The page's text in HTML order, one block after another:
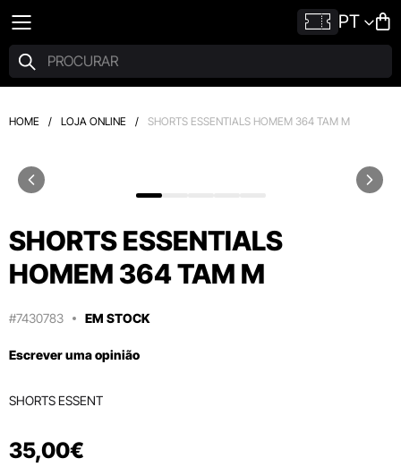
PT
HOME / LOJA ONLINE / SHORTS ESSENTIALS HOMEM 364 TAM M
SHORTS ESSENTIALS
HOMEM 364 TAM M
#7430783 EM STOCK
Escrever uma opinião
SHORTS ESSENT
35,00€